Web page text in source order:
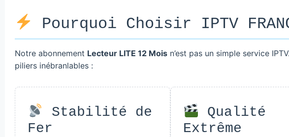
Pourquoi Choisir IPTV
Notre abonnement Lecteur LITE 12 Mois n’est pas un simple service
piliers inébranlables :
Stabilité de
Fer
Qualité
Extrême